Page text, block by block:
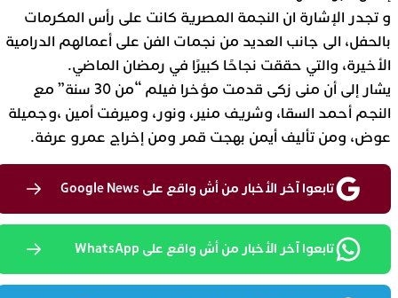
و تجدر الإشارة ان النجمة المصرية كانت على رأس المكرمات
بالحفل، الى جانب العديد من نجمات الفن على أعمالهم الدرامية
الأخيرة، والتي حققت نجاحًا كبيرًا في رمضان الماضي.
يشار إلى أن منى زكى قدمت مؤخرا فيلم “من 30 سنة” مع
النجم أحمد السقا، وشريف منير، ونور، وميرفت أمين ،وجميلة
عوض، ومن تأليف أيمن بهجت قمر ومن إخراج عمرو عرفة.
تابعوا آخر الأخبار من أش واقع على Google News
تابعوا آخر الأخبار من أش واقع على WhatsApp